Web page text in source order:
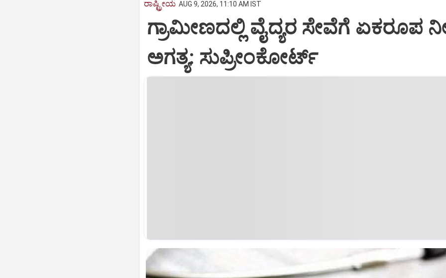
ರಾಷ್ಟ್ರೀಯ AUG 9, 2026, 11:10 AM IST
ಗ್ರಾಮೀಣದಲ್ಲಿ ವೈದ್ಯರ ಸೇವೆಗೆ ಏಕರೂಪ
ಅಗತ್ಯ: ಸುಪ್ರೀಂಕೋರ್ಟ್‌